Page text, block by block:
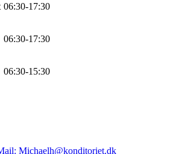
06:30-17:30
06:30-17:30
06:30-15:30
Michaelh@konditoriet.dk